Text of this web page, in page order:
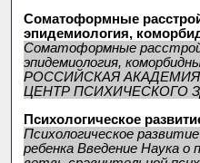
Соматоформные
эпидемиология,
Соматоформные
эпидемиология,
РОССИЙСКАЯ
ЦЕНТР ПСИХИЧЕСКОГО
Психологическое
Психологическое
ребенка Введение Наука о